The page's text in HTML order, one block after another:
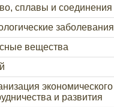
сплавы и соединения
заболевания
вещества
экономического
и развития